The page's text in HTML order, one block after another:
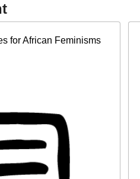
for African Feminisms